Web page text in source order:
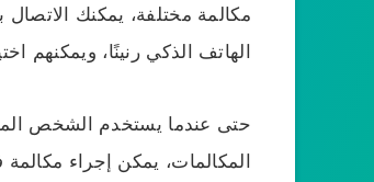
مكالمة مختلفة، يمكنك الاتصال
الهاتف الذكي رنينًا، ويمكنهم
حتى عندما يستخدم الشخص
المكالمات، يمكن إجراء